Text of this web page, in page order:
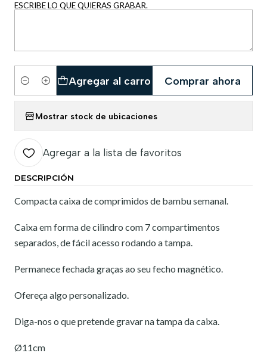
ESCRIBE LO QUE QUIERAS GRABAR.
Cantidad
Agregar al carro Comprar ahora
Mostrar stock de ubicaciones
Agregar a la lista de favoritos
DESCRIPCIÓN
Compacta caixa de comprimidos de bambu semanal.
Caixa em forma de cilindro com 7 compartimentos
separados, de fácil acesso rodando a tampa.
Permanece fechada graças ao seu fecho magnético.
Ofereça algo personalizado.
Diga-nos o que pretende gravar na tampa da caixa.
Ø11cm